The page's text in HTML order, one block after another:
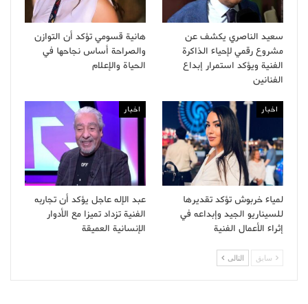
سعيد الناصري يكشف عن
مشروع رقمي لإحياء الذاكرة
الفنية ويؤكد استمرار إبداع
الفنانين
هانية قسومي تؤكد أن التوازن
والصراحة أساس نجاحها في
الحياة والإعلام
اخبار
لمياء خربوش تؤكد تقديرها
للسيناريو الجيد وإبداعه في
إثراء الأعمال الفنية
اخبار
عبد الإله عاجل يؤكد أن تجاربه
الفنية تزداد تميزا مع الأدوار
الإنسانية العميقة
سابق التالى